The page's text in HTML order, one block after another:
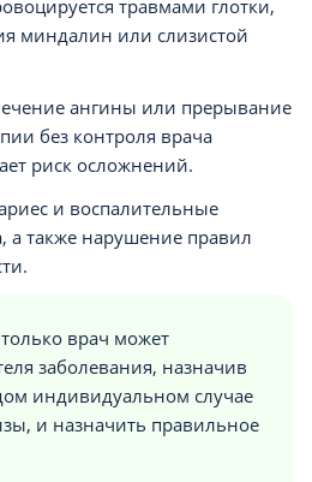
травмами глотки,
миндалин или слизистой
ангины или прерывание
без контроля врача
риск осложнений.
и воспалительные
а также нарушение правил
врач может
заболевания, назначив
индивидуальном случае
и назначить правильное